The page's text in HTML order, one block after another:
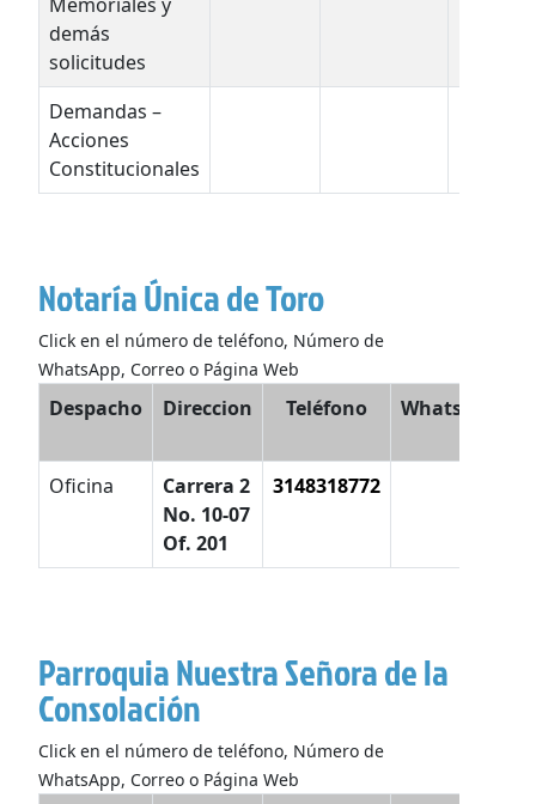
demás
solicitudes
Demandas –
Acciones
Constitucionales
Notaría Única de Toro
Click en el número de teléfono, Número de
WhatsApp, Correo o Página Web
Despacho Direccion Teléfono
WhatsApp
Oficina
Carrera 2
No. 10-07
Of. 201
3148318772
Parroquia Nuestra Señora de la
Consolación
Click en el número de teléfono, Número de
WhatsApp, Correo o Página Web